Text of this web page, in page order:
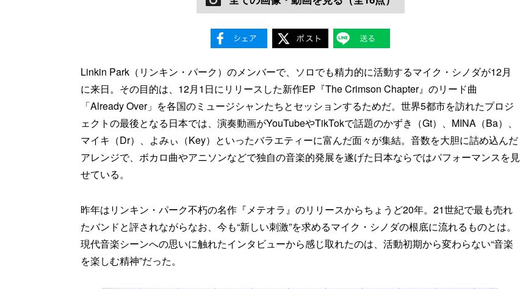
Linkin Park（リンキン・パーク）のメンバーで、ソロでも精力的に活動するマイク・シノダが12月
に来日。その目的は、12月1日にリリースした新作EP『The Crimson Chapter』のリード曲
「Already Over」を各国のミュージシャンたちとセッションするためだ。世界5都市を訪れたプロジ
ェクトの最後となる日本では、演奏動画がYouTubeやTikTokで話題のかずき（Gt）、MINA（Ba）、
マイキ（Dr）、よみぃ（Key）といったバラエティーに富んだ面々が集結。音数を大胆に詰め込んだ
アレンジで、ボカロ曲やアニソンなどで独自の音楽的発展を遂げた日本ならではパフォーマンスを見
せている。
昨年はリンキン・パーク不朽の名作『メテオラ』のリリースからちょうど20年。21世紀で最も売れ
たバンドと評されながらなお、今も“新しい刺激”を求めるマイク・シノダの根底に流れるものとは。
現代音楽シーンへの思いに触れたインタビューから感じ取れたのは、活動初期から変わらない“音楽
を楽しむ精神”だった。